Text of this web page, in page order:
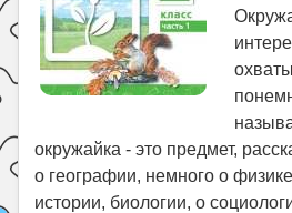
окружайка - это предмет,
о географии, немного о
истории, биологии, о